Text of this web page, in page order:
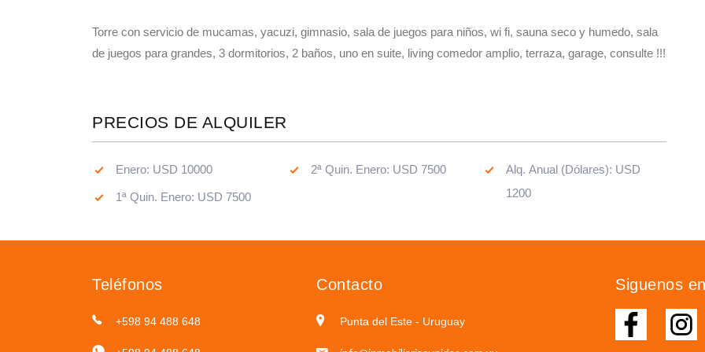
Torre con servicio de mucamas, yacuzi, gimnasio, sala de juegos para niños, wi fi, sauna seco y humedo, sala
de juegos para grandes, 3 dormitorios, 2 baños, uno en suite, living comedor amplio, terraza, garage, consulte !!!
PRECIOS DE ALQUILER
Enero: USD 10000
1ª Quin. Enero: USD 7500
2ª Quin. Enero: USD 7500
Alq. Anual (Dólares): USD
1200
Teléfonos
+598 94 488 648
Contacto
Punta del Este - Uruguay
Siguenos